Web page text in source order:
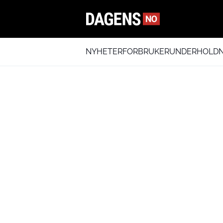
NYHETERFORBRUKER